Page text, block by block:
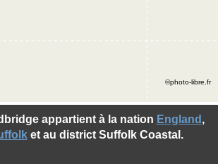
appartient à la nation England ,
et au district Suffolk Coastal.
©photo-libre.fr